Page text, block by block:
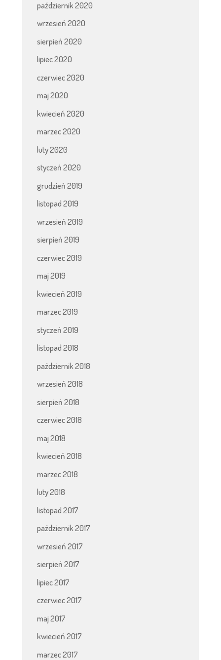
październik 2020
wrzesień 2020
sierpień 2020
lipiec 2020
czerwiec 2020
maj 2020
kwiecień 2020
marzec 2020
luty 2020
styczeń 2020
grudzień 2019
listopad 2019
wrzesień 2019
sierpień 2019
czerwiec 2019
maj 2019
kwiecień 2019
marzec 2019
styczeń 2019
listopad 2018
październik 2018
wrzesień 2018
sierpień 2018
czerwiec 2018
maj 2018
kwiecień 2018
marzec 2018
luty 2018
listopad 2017
październik 2017
wrzesień 2017
sierpień 2017
lipiec 2017
czerwiec 2017
maj 2017
kwiecień 2017
marzec 2017